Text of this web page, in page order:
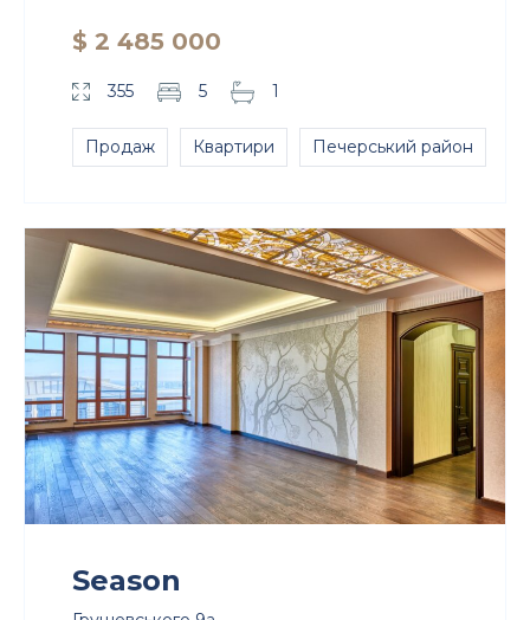
$ 2 485 000
355 5 1
Продаж Квартири Печерський район
Season